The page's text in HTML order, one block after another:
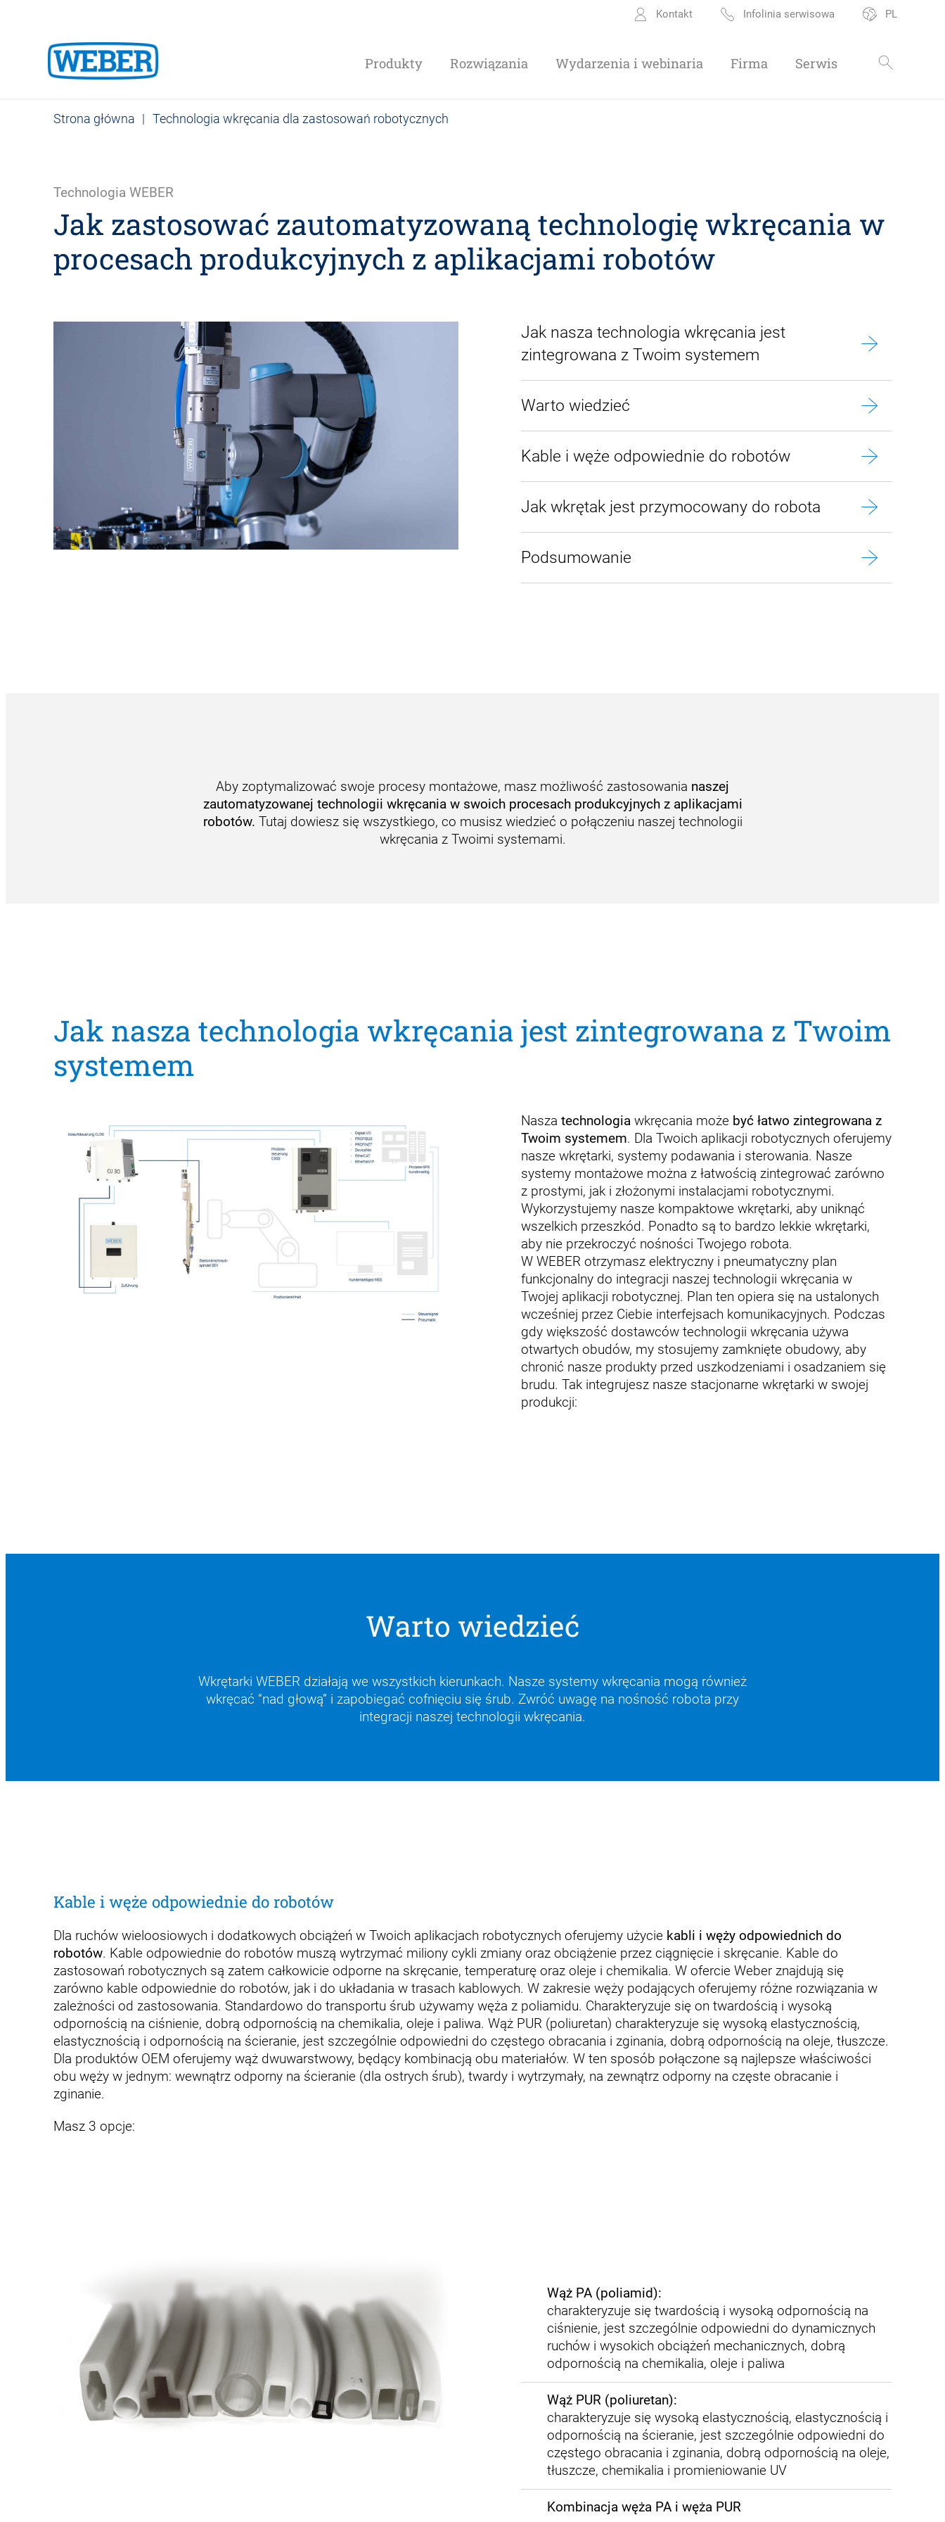
Kontakt Infolinia serwisowa PL
Produkty Rozwiązania Wydarzenia i webinaria Firma Serwis
Strona główna | Technologia wkręcania dla zastosowań robotycznych
Technologia WEBER
Jak zastosować zautomatyzowaną technologię wkręcania w
procesach produkcyjnych z aplikacjami robotów
Jak nasza technologia wkręcania jest
zintegrowana z Twoim systemem
Warto wiedzieć
Kable i węże odpowiednie do robotów
Jak wkrętak jest przymocowany do robota
Podsumowanie
Aby zoptymalizować swoje procesy montażowe, masz możliwość zastosowania naszej
zautomatyzowanej technologii wkręcania w swoich procesach produkcyjnych z aplikacjami
robotów. Tutaj dowiesz się wszystkiego, co musisz wiedzieć o połączeniu naszej technologii
wkręcania z Twoimi systemami.
Jak nasza technologia wkręcania jest zintegrowana z Twoim
systemem
Nasza technologia wkręcania może być łatwo zintegrowana z
Twoim systemem. Dla Twoich aplikacji robotycznych oferujemy
nasze wkrętarki, systemy podawania i sterowania. Nasze
systemy montażowe można z łatwością zintegrować zarówno
z prostymi, jak i złożonymi instalacjami robotycznymi.
Wykorzystujemy nasze kompaktowe wkrętarki, aby uniknąć
wszelkich przeszkód. Ponadto są to bardzo lekkie wkrętarki,
aby nie przekroczyć nośności Twojego robota.
W WEBER otrzymasz elektryczny i pneumatyczny plan
funkcjonalny do integracji naszej technologii wkręcania w
Twojej aplikacji robotycznej. Plan ten opiera się na ustalonych
wcześniej przez Ciebie interfejsach komunikacyjnych. Podczas
gdy większość dostawców technologii wkręcania używa
otwartych obudów, my stosujemy zamknięte obudowy, aby
chronić nasze produkty przed uszkodzeniami i osadzaniem się
brudu. Tak integrujesz nasze stacjonarne wkrętarki w swojej
produkcji:
Warto wiedzieć
Wkrętarki WEBER działają we wszystkich kierunkach. Nasze systemy wkręcania mogą również
wkręcać “nad głową” i zapobiegać cofnięciu się śrub. Zwróć uwagę na nośność robota przy
integracji naszej technologii wkręcania.
Kable i węże odpowiednie do robotów
Dla ruchów wieloosiowych i dodatkowych obciążeń w Twoich aplikacjach robotycznych oferujemy użycie kabli i węży odpowiednich do
robotów. Kable odpowiednie do robotów muszą wytrzymać miliony cykli zmiany oraz obciążenie przez ciągnięcie i skręcanie. Kable do
zastosowań robotycznych są zatem całkowicie odporne na skręcanie, temperaturę oraz oleje i chemikalia. W ofercie Weber znajdują się
zarówno kable odpowiednie do robotów, jak i do układania w trasach kablowych. W zakresie węży podających oferujemy różne rozwiązania w
zależności od zastosowania. Standardowo do transportu śrub używamy węża z poliamidu. Charakteryzuje się on twardością i wysoką
odpornością na ciśnienie, dobrą odpornością na chemikalia, oleje i paliwa. Wąż PUR (poliuretan) charakteryzuje się wysoką elastycznością,
elastycznością i odpornością na ścieranie, jest szczególnie odpowiedni do częstego obracania i zginania, dobrą odpornością na oleje, tłuszcze.
Dla produktów OEM oferujemy wąż dwuwarstwowy, będący kombinacją obu materiałów. W ten sposób połączone są najlepsze właściwości
obu węży w jednym: wewnątrz odporny na ścieranie (dla ostrych śrub), twardy i wytrzymały, na zewnątrz odporny na częste obracanie i
zginanie.
Masz 3 opcje:
Wąż PA (poliamid):
charakteryzuje się twardością i wysoką odpornością na
ciśnienie, jest szczególnie odpowiedni do dynamicznych
ruchów i wysokich obciążeń mechanicznych, dobrą
odpornością na chemikalia, oleje i paliwa
Wąż PUR (poliuretan):
charakteryzuje się wysoką elastycznością, elastycznością i
odpornością na ścieranie, jest szczególnie odpowiedni do
częstego obracania i zginania, dobrą odpornością na oleje,
tłuszcze, chemikalia i promieniowanie UV
Kombinacja węża PA i węża PUR